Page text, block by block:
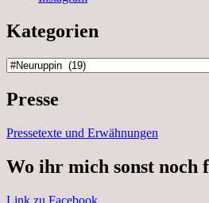
Kategorien
Kategorien
Presse
Pressetexte und Erwähnungen
Wo ihr mich sonst noch
Link zu Facebook